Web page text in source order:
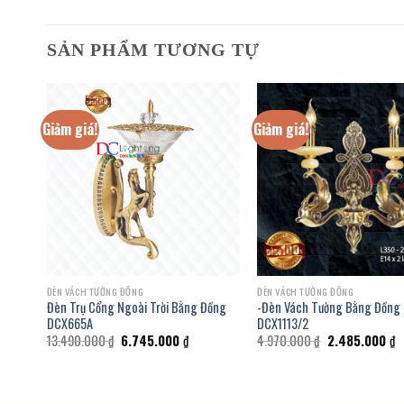
SẢN PHẨM TƯƠNG TỰ
Giảm giá!
ĐÈN VÁCH TƯỜNG ĐỒNG
Đèn Trụ Cổng Ngoài Trời Bằng Đồng
DCX665A
13.490.000₫ Giá
gốc
6.745.000₫Giá
Giảm giá!
ĐÈN VÁCH TƯỜNG ĐỒNG
-Đèn Vách Tường Bằng Đồng
DCX1113/2
4.970.000₫ Giá
gốc
2.485.000₫Giá